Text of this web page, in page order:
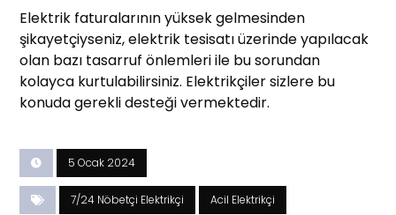
Elektrik faturalarının yüksek gelmesinden
şikayetçiyseniz, elektrik tesisatı üzerinde yapılacak
olan bazı tasarruf önlemleri ile bu sorundan
kolayca kurtulabilirsiniz. Elektrikçiler sizlere bu
konuda gerekli desteği vermektedir.
5 Ocak 2024
7/24 Nöbetçi Elektrikçi Acil Elektrikçi